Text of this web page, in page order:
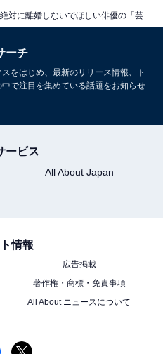
ロフィール
中のライター。時々、店舗
当。All AboutおよびAll
は6年。
での全ランキング結果を見
ーチ
をはじめ、最新のリリース情報、ト
で注目を集めている話題をお知らせ
ービス
All About Japan
情報
広告掲載
著作権・商標・免責事項
All About ニュースについて